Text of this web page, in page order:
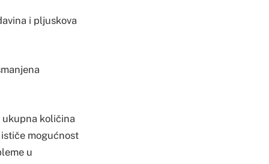
i pljuskova
ukupna količina
mogućnost
u